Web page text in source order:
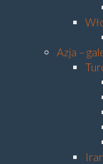
Azja –